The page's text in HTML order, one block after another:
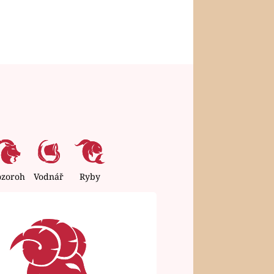
Vodnář Ryby